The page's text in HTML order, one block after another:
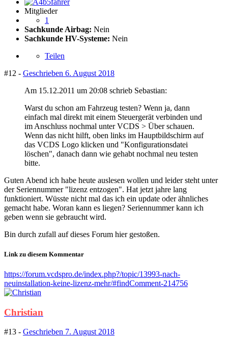
Mitglieder
1
Sachkunde Airbag: Nein
Sachkunde HV-Systeme: Nein
Teilen
#12 - Geschrieben 6. August 2018
Am 15.12.2011 um 20:08 schrieb Sebastian:
Warst du schon am Fahrzeug testen? Wenn ja, dann
einfach mal direkt mit einem Steuergerät verbinden und
im Anschluss nochmal unter VCDS > Über schauen.
Wenn das nicht hilft, oben links im Hauptbildschirm auf
das VCDS Logo klicken und "Konfigurationsdatei
löschen", danach dann wie gehabt nochmal neu testen
bitte.
Guten Abend ich habe heute auslesen wollen und leider steht unter
der Seriennummer "lizenz entzogen". Hat jetzt jahre lang
funktioniert. Wüsste nicht mal das ich ein update oder ähnliches
gemacht habe. Woran kann es liegen? Seriennummer kann ich
geben wenn sie gebraucht wird.
Bin durch zufall auf dieses Forum hier gestoßen.
Link zu diesem Kommentar
https://forum.vcdspro.de/index.php?/topic/13993-nach-
neuinstallation-keine-lizenz-mehr/#findComment-214756
Christian
#13 - Geschrieben 7. August 2018